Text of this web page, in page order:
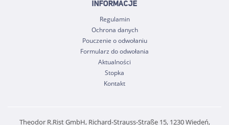
INFORMACJE
Regulamin
Ochrona danych
Pouczenie o odwołaniu
Formularz do odwołania
Aktualności
Stopka
Kontakt
Theodor R.Rist GmbH, Richard-Strauss-Straße 15, 1230 Wiedeń,